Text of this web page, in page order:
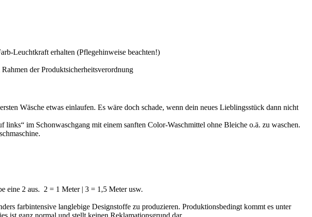
Leuchtkraft erhalten (Pflegehinweise beachten!)
der Produktsicherheitsverordnung
Wäsche etwas einlaufen. Es wäre doch schade, wenn dein neues Lieblingsstück dann nicht
im Schonwaschgang mit einem sanften Color-Waschmittel ohne Bleiche o.ä. zu waschen.
eine 2 aus. 2 = 1 Meter | 3 = 1,5 Meter usw.
farbintensive langlebige Designstoffe zu produzieren. Produktionsbedingt kommt es unter
ist ganz normal und stellt keinen Reklamationsgrund dar.